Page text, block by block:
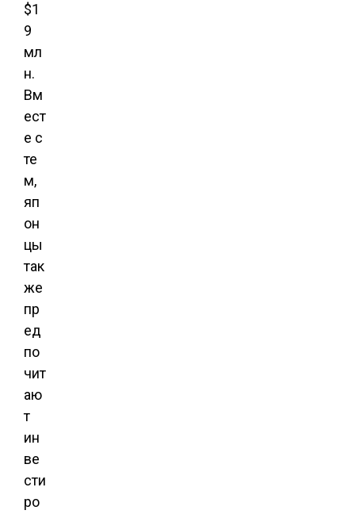
$1
9
мл
н.
Вм
ест
е с
те
м,
яп
он
цы
так
же
пр
ед
по
чит
аю
т
ин
ве
сти
ро